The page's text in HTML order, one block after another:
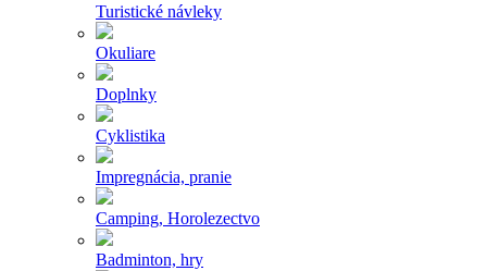
Turistické návleky
Okuliare
Doplnky
Cyklistika
Impregnácia, pranie
Camping, Horolezectvo
Badminton, hry